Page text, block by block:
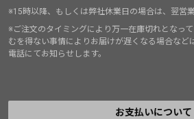
※15時以降、もしくは弊社休業日の場合は、翌営
※ご注文のタイミングにより万一在庫切れとなっ
むを得ない事情によりお届けが遅くなる場合など
電話にてお知らせします。
お支払いについて